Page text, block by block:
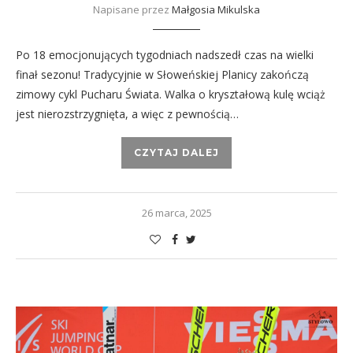
Napisane przez Małgosia Mikulska
Po 18 emocjonujących tygodniach nadszedł czas na wielki
finał sezonu! Tradycyjnie w Słoweńskiej Planicy zakończą
zimowy cykl Pucharu Świata. Walka o kryształową kulę wciąż
jest nierozstrzygnięta, a więc z pewnością…
CZYTAJ DALEJ
26 marca, 2025